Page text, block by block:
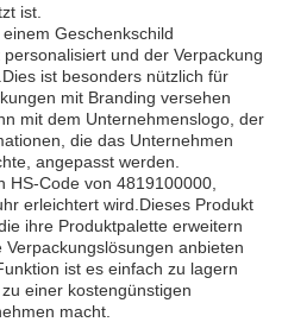
ist.
Geschenkschild
und der Verpackung
ist besonders nützlich für
mit Branding versehen
mit dem Unternehmenslogo, der
die das Unternehmen
angepasst werden.
HS-Code von 4819100000,
erleichtert wird.Dieses Produkt
ihre Produktpalette erweitern
anbieten
ist es einfach zu lagern
einer kostengünstigen
macht.